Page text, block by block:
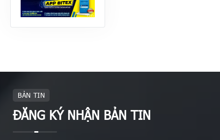
BẢN TIN
ĐĂNG KÝ NHẬN BẢN TIN